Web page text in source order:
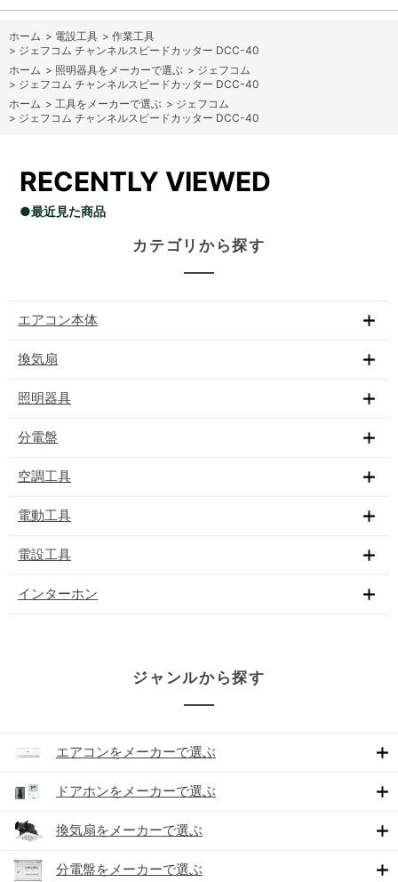
ホーム > 電設工具 > 作業工具
> ジェフコム チャンネルスピードカッター DCC-40
ホーム > 照明器具をメーカーで選ぶ > ジェフコム
> ジェフコム チャンネルスピードカッター DCC-40
ホーム > 工具をメーカーで選ぶ > ジェフコム
> ジェフコム チャンネルスピードカッター DCC-40
RECENTLY VIEWED
●最近見た商品
カテゴリから探す
エアコン本体
換気扇
照明器具
分電盤
空調工具
電動工具
電設工具
インターホン
ジャンルから探す
エアコンをメーカーで選ぶ
ドアホンをメーカーで選ぶ
換気扇をメーカーで選ぶ
分電盤をメーカーで選ぶ